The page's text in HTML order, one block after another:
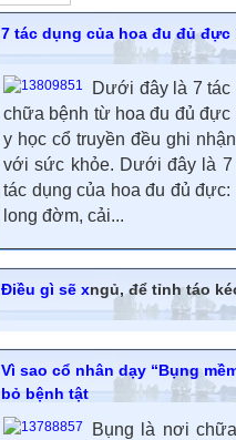
7 tác dụng của hoa đu đủ
Dưới đây là 7 tác
chữa bệnh từ hoa đu đủ đực
y học cổ truyền đều ghi
với sức khỏe. Dưới đây là
tác dụng của hoa đu đủ
long đờm, cải...
Điều gì sẽ xngủ, để tỉnh táo
Vì sao cổ nhân dạy “Bụng
bỏ bệnh tật
Bụng là nơi